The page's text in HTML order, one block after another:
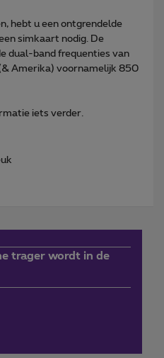
hebt u een ontgrendelde
simkaart nodig. De
dual-band frequenties van
Amerika) voornamelijk 850
iets verder.
trager wordt in de